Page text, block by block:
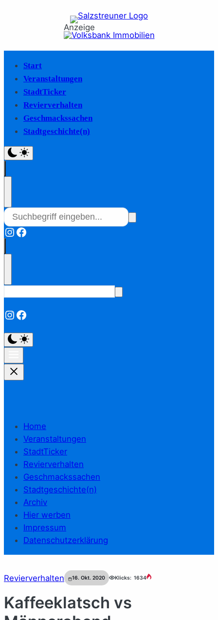
Anzeige
Start
Veranstaltungen
StadtTicker
Revierverhalten
Geschmackssachen
Stadtgeschichte(n)
Instagram
Facebook
Instagram
Facebook
Home
Veranstaltungen
StadtTicker
Revierverhalten
Geschmackssachen
Stadtgeschichte(n)
Archiv
Hier werben
Impressum
Datenschutzerklärung
Revierverhalten 16. Okt. 2020 Klicks: 1634
Kaffeeklatsch vs